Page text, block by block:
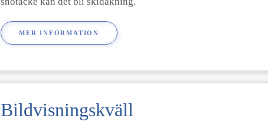
MER INFORMATION
Bildvisningskväll